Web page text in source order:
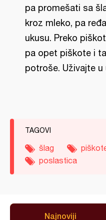
pa promešati sa
kroz mleko, pa
ukusu. Preko
pa opet piškote i
potroše. Uživajte u
TAGOVI
šlag
poslastica
Najnoviji